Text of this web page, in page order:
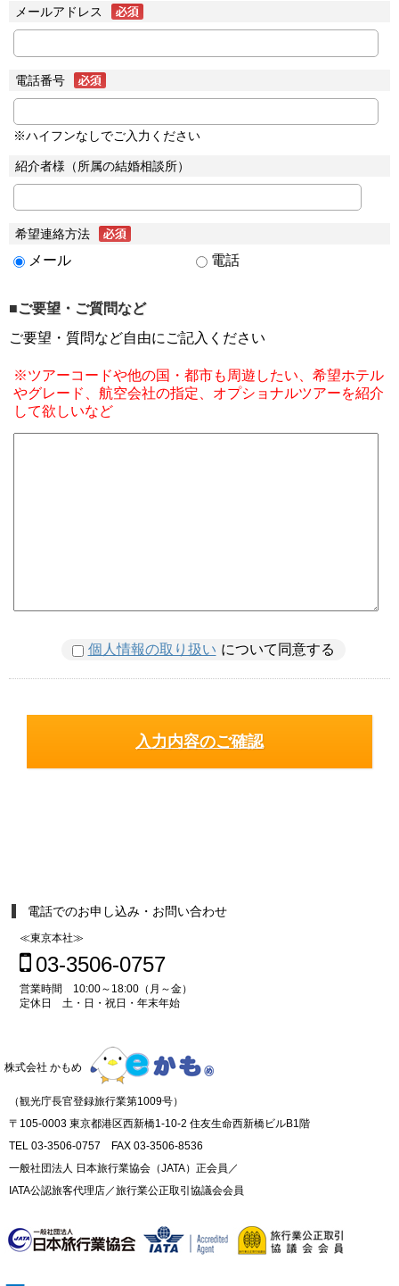
メールアドレス
電話番号
※ハイフンなしでご入力ください
紹介者様（所属の結婚相談所）
希望連絡方法
メール 電話
■ご要望・ご質問など
ご要望・質問など自由にご記入ください
※ツアーコードや他の国・都市も周遊したい、希望ホテル
やグレード、航空会社の指定、オプショナルツアーを紹介
して欲しいなど
個人情報の取り扱い について同意する
電話でのお申し込み・お問い合わせ
≪東京本社≫
03-3506-0757
営業時間 10:00～18:00（月～金）
定休日 土・日・祝日・年末年始
株式会社 かもめ
（観光庁長官登録旅行業第1009号）
〒105-0003 東京都港区西新橋1-10-2 住友生命西新橋ビルB1階
TEL 03-3506-0757 FAX 03-3506-8536
一般社団法人 日本旅行業協会（JATA）正会員／
IATA公認旅客代理店／旅行業公正取引協議会会員